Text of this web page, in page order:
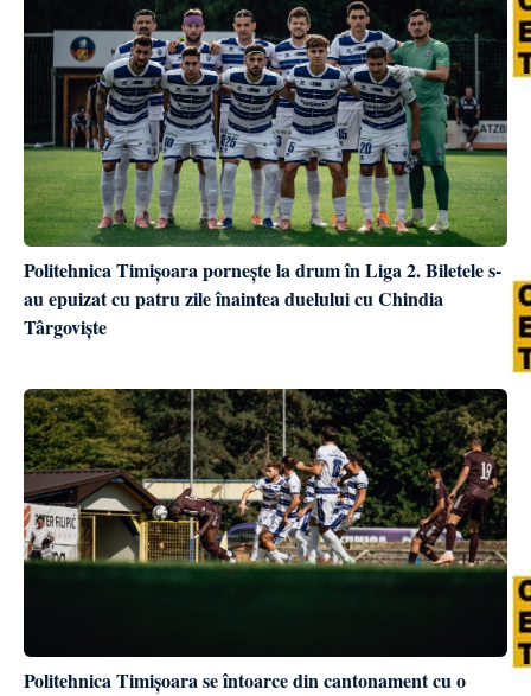
Politehnica Timișoara pornește la drum în Liga 2. Biletele s-
au epuizat cu patru zile înaintea duelului cu Chindia
Târgoviște
Politehnica Timișoara se întoarce din cantonament cu o